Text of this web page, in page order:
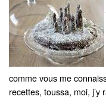
comme vous me
recettes, toussa, moi,